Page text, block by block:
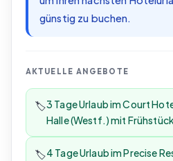
günstig zu buchen.
AKTUELLE ANGEBOTE
🏷️3 Tage Urlaub im Court
Halle (Westf.) mit Frühstück
🏷️4 Tage Urlaub im Precise